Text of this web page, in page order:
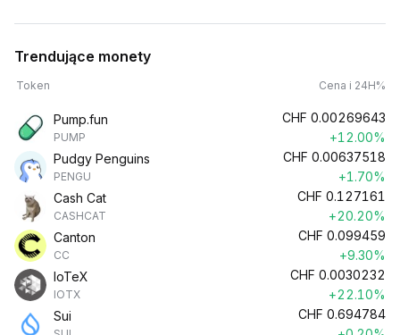
Trendujące monety
Token Cena i 24H%
Pump.fun
PUMP
CHF 0.00269643
+12.00%
Pudgy Penguins
PENGU
CHF 0.00637518
+1.70%
Cash Cat
CASHCAT
CHF 0.127161
+20.20%
Canton
CC
CHF 0.099459
+9.30%
IoTeX
IOTX
CHF 0.0030232
+22.10%
Sui
CHF 0.694784